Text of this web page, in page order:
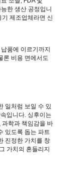
한 생산 공정입니
제조업체라면 신
품에 이르기까지
론 비용 면에서도
일처럼 보일 수 있
입니다. 싱후이는
과학과 책임감을 바
있도록 돕는 파트
진정한 가치를 창
가치의 흔들리지